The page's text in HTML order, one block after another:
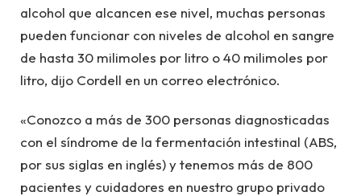
alcohol que alcancen ese nivel, muchas personas
pueden funcionar con niveles de alcohol en sangre
de hasta 30 milimoles por litro o 40 milimoles por
litro, dijo Cordell en un correo electrónico.
«Conozco a más de 300 personas diagnosticadas
con el síndrome de la fermentación intestinal (ABS,
por sus siglas en inglés) y tenemos más de 800
pacientes y cuidadores en nuestro grupo privado